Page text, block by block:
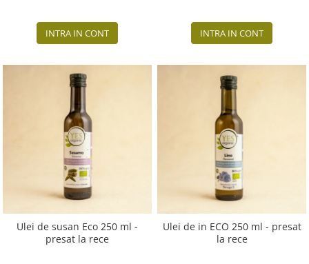
INTRA IN CONT INTRA IN CONT
Ulei de susan Eco 250 ml -
presat la rece
Ulei de in ECO 250 ml - presat
la rece